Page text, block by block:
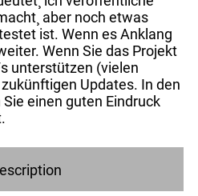
aber noch etwas
ist. Wenn es Anklang
Wenn Sie das Projekt
unterstützen (vielen
Updates. In den
einen guten Eindruck